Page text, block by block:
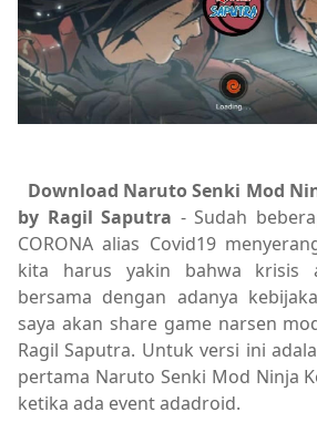
Download Naruto Senki Mod
by Ragil Saputra - Sudah
CORONA alias Covid19
kita harus yakin bahwa krisis
bersama dengan adanya
saya akan share game narsen
Ragil Saputra. Untuk versi ini
pertama Naruto Senki Mod Ninja
ketika ada event adadroid.